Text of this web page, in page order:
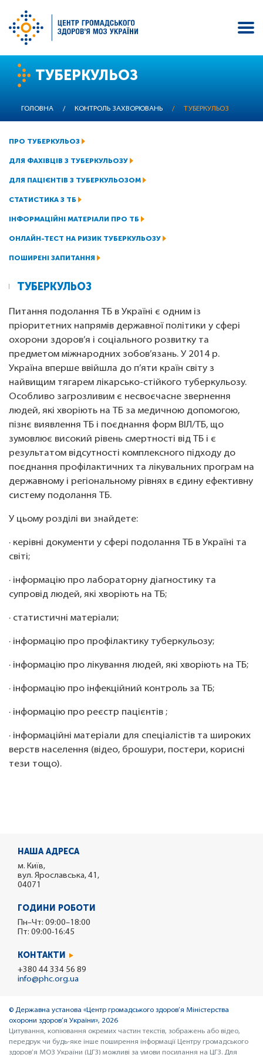
Перейти
вмісту
ТУБЕРКУЛЬОЗ
ГОЛОВНА / КОНТРОЛЬ ЗАХВОРЮВАНЬ / ТУБЕРКУЛЬОЗ
ПРО ТУБЕРКУЛЬОЗ
ДЛЯ ФАХІВЦІВ З ТУБЕРКУЛЬОЗУ
ДЛЯ ПАЦІЄНТІВ З ТУБЕРКУЛЬОЗОМ
СТАТИСТИКА З ТБ
ІНФОРМАЦІЙНІ МАТЕРІАЛИ ПРО ТБ
ОНЛАЙН-ТЕСТ НА РИЗИК ТУБЕРКУЛЬОЗУ
ПОШИРЕНІ ЗАПИТАННЯ
ТУБЕРКУЛЬОЗ
Питання подолання ТБ в Україні є одним із
пріоритетних напрямів державної політики у сфері
охорони здоров’я і соціального розвитку та
предметом міжнародних зобов’язань. У 2014 р.
Україна вперше ввійшла до п’яти країн світу з
найвищим тягарем лікарсько-стійкого туберкульозу.
Особливо загрозливим є несвоєчасне звернення
людей, які хворіють на ТБ за медичною допомогою,
пізнє виявлення ТБ і поєднання форм ВІЛ/ТБ, що
зумовлює високий рівень смертності від ТБ і є
результатом відсутності комплексного підходу до
поєднання профілактичних та лікувальних програм на
державному і регіональному рівнях в єдину ефективну
систему подолання ТБ.
У цьому розділі ви знайдете:
· керівні документи у сфері подолання ТБ в Україні та
світі;
· інформацію про лабораторну діагностику та
супровід людей, які хворіють на ТБ;
· статистичні матеріали;
· інформацію про профілактику туберкульозу;
· інформацію про лікування людей, які хворіють на ТБ;
· інформацію про інфекційний контроль за ТБ;
· інформацію про реєстр пацієнтів ;
· інформаційні матеріали для спеціалістів та широких
верств населення (відео, брошури, постери, корисні
тези тощо).
НАША АДРЕСА
м. Київ,
вул. Ярославська, 41,
04071
ГОДИНИ РОБОТИ
Пн–Чт: 09:00–18:00
Пт: 09:00-16:45
КОНТАКТИ
+380 44 334 56 89
info@phc.org.ua
© Державна установа «Центр громадського здоров’я Міністерства
охорони здоров’я України», 2026
Цитування, копіювання окремих частин текстів, зображень або відео,
передрук чи будь-яке інше поширення інформації Центру громадського
здоров’я МОЗ України (ЦГЗ) можливі за умови посилання на ЦГЗ. Для